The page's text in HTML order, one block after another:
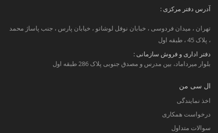
آدرس دفتر مرکزی :
تهران ، میدان فردوسی ، خبابان نوفل لوشاتو ، خیابان پارس ، جنب پاساژ محمد
، پلاک 45 ، طبقه اول
دفتر اداری و فروش سازمانی :
بلوار میرداماد، بین مدرس و مصدق جنوبی پلاک 286 طبقه اول
ال سی من
اخذ نمایندگی
درخواست همکاری
سوالات متداول